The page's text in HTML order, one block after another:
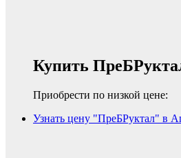
Купить
Приобрести по низкой цене:
Узнать цену "ПреБРуктал" в